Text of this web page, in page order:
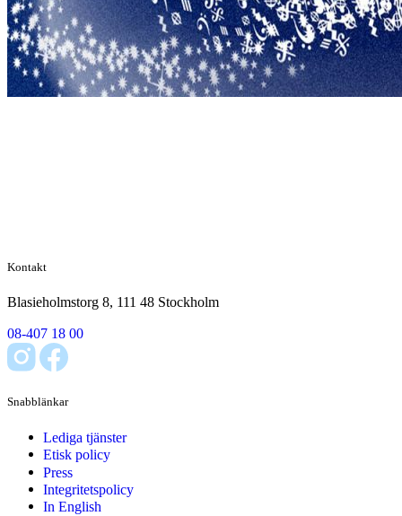
Kontakt
Blasieholmstorg 8, 111 48 Stockholm
08-407 18 00
Snabblänkar
Lediga tjänster
Etisk policy
Press
Integritetspolicy
In English